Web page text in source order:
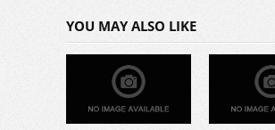
YOU MAY ALSO LIKE